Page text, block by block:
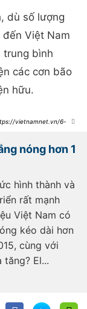
dù số lượng
Việt Nam
trung bình
các cơn bão
hữu.
vietnamnet.vn/6-
nóng hơn 1
hình thành và
rất mạnh
Việt Nam có
kéo dài hơn
cùng với
El...